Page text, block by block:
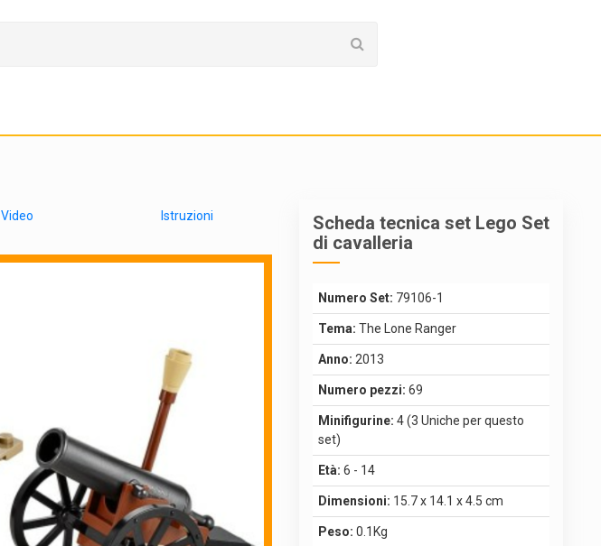
Video Istruzioni
Scheda tecnica set Lego Set
di cavalleria
Numero Set: 79106-1
Tema: The Lone Ranger
Anno: 2013
Numero pezzi: 69
Minifigurine: 4 (3 Uniche per questo
set)
Età: 6 - 14
Dimensioni: 15.7 x 14.1 x 4.5 cm
Peso: 0.1Kg